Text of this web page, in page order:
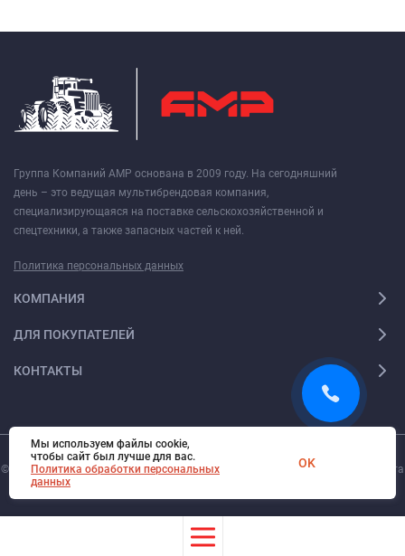
Группа Компаний АМР основана в 2009 году. На сегодняшний
день – это ведущая мультибрендовая компания,
специализирующаяся на поставке сельскохозяйственной и
спецтехники, а также запасных частей к ней.
Политика персональных данных
КОМПАНИЯ
ДЛЯ ПОКУПАТЕЛЕЙ
КОНТАКТЫ
© 2026. Все права защищены. Digi-Web.ru — создание и поддержка сайта
Мы используем файлы cookie,
чтобы сайт был лучше для вас.
Политика обработки персональных
данных
OK